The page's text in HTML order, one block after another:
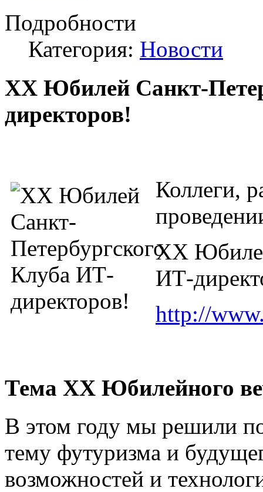
Подробности
Категория: Новости
XX Юбилей Санкт-
директоров!
Коллеги,
XX
ИТ-
http://
Тема XX Юбилейного
В этом году мы решили
тему футуризма и
возможностей и